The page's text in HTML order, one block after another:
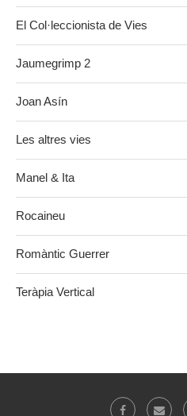
El Col·leccionista de Vies
Jaumegrimp 2
Joan Asín
Les altres vies
Manel & Ita
Rocaineu
Romàntic Guerrer
Teràpia Vertical